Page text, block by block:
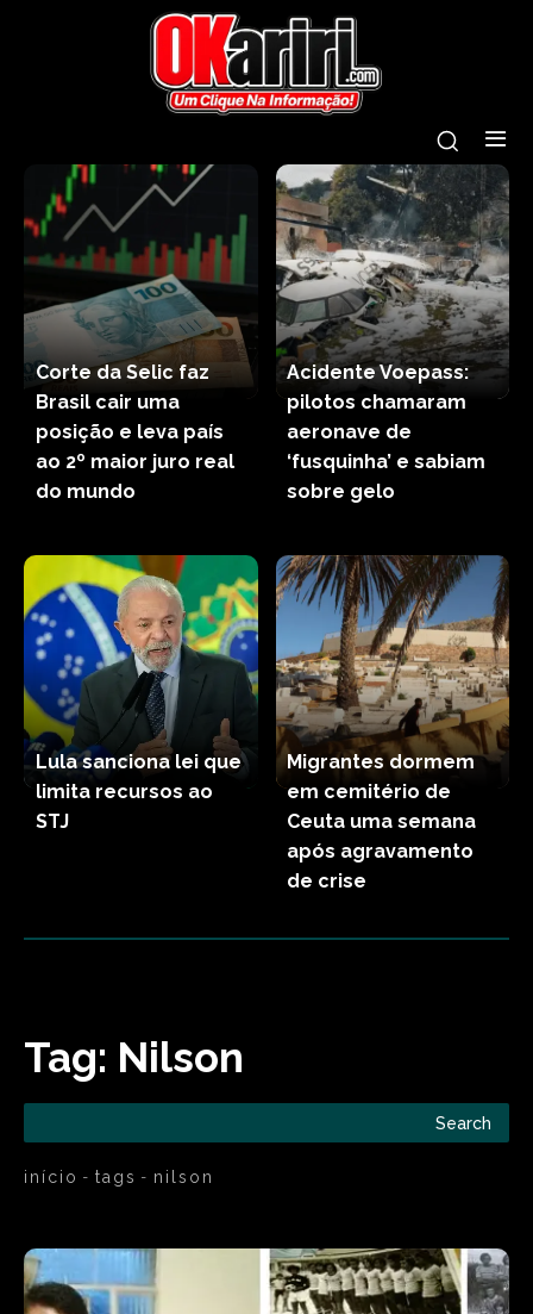
Corte da Selic faz
Brasil cair uma
posição e leva país
ao 2º maior juro real
do mundo
Acidente Voepass:
pilotos chamaram
aeronave de
‘fusquinha’ e sabiam
sobre gelo
Lula sanciona lei que
limita recursos ao
STJ
Migrantes dormem
em cemitério de
Ceuta uma semana
após agravamento
de crise
Tag: Nilson
Search
início tags nilson